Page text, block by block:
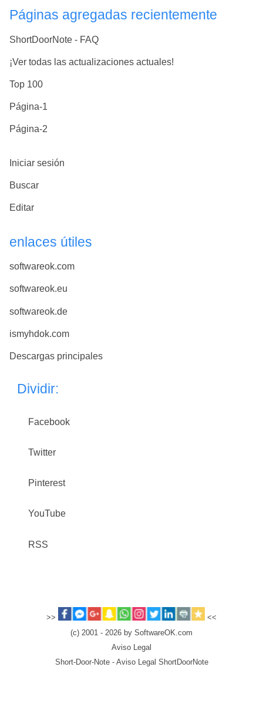
Páginas agregadas recientemente
ShortDoorNote - FAQ
¡Ver todas las actualizaciones actuales!
Top 100
Página-1
Página-2
Iniciar sesión
Buscar
Editar
enlaces útiles
softwareok.com
softwareok.eu
softwareok.de
ismyhdok.com
Descargas principales
Dividir:
Facebook
Twitter
Pinterest
YouTube
RSS
>>
<<
(c) 2001 - 2026 by SoftwareOK.com
Aviso Legal
Short-Door-Note - Aviso Legal ShortDoorNote